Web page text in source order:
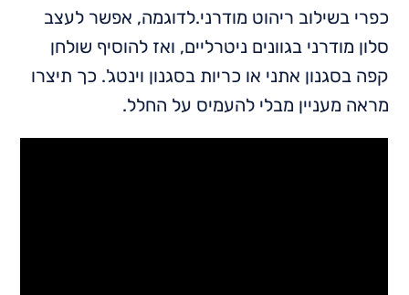
כפרי בשילוב ריהוט מודרני.לדוגמה, אפשר לעצב
סלון מודרני בגוונים ניטרליים, ואז להוסיף שולחן
קפה בסגנון אתני או כריות בסגנון וינטג'. כך תיצרו
מראה מעניין מבלי להעמיס על החלל.